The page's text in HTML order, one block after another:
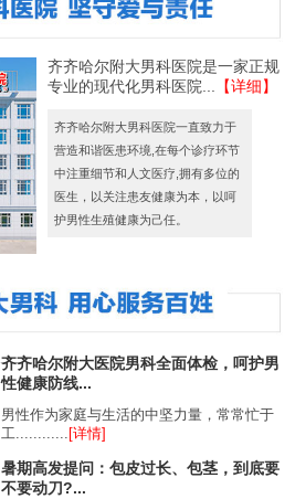
齐齐哈尔附大男科医院是一家正规
专业的现代化男科医院...
【详细】
齐齐哈尔附大男科医院一直致力于
营造和谐医患环境,在每个诊疗环节
中注重细节和人文医疗,拥有多位的
医生，以关注患友健康为本，以呵
护男性生殖健康为己任。
齐齐哈尔附大医院男科全面体检，呵护男
性健康防线...
男性作为家庭与生活的中坚力量，常常忙于
工............ [详情]
暑期高发提问：包皮过长、包茎，到底要
不要动刀?...